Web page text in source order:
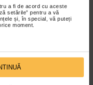
a fi de acord cu aceste
setările” pentru a vă
și, în special, vă puteți
moment.